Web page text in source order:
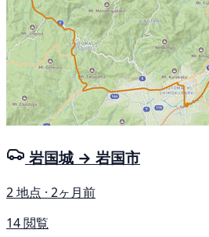
岩国城 → 岩国市
2 地点 · 2ヶ月前
14 閲覧